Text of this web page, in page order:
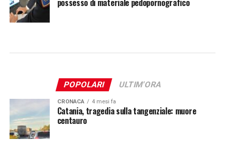
possesso di materiale pedopornografico
POPOLARI ULTIM'ORA
CRONACA 4 mesi fa
Catania, tragedia sulla tangenziale: muore
centauro